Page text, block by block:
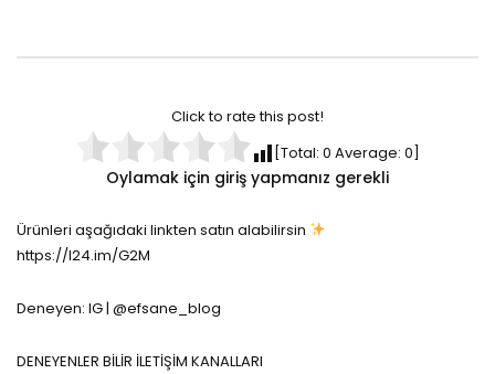
Click to rate this post!
[Total: 0 Average: 0]
Oylamak için giriş yapmanız gerekli
Ürünleri aşağıdaki linkten satın alabilirsin
https://l24.im/G2M
Deneyen: IG | @efsane_blog
DENEYENLER BİLİR İLETİŞİM KANALLARI